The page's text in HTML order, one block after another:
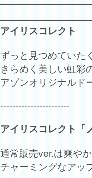
アイリスコレクト
ずっと見つめていた
きらめく美しい虹彩
アゾンオリジナルド
-----------------------
アイリスコレクト「
通常販売ver.は爽や
チャーミングなアッ